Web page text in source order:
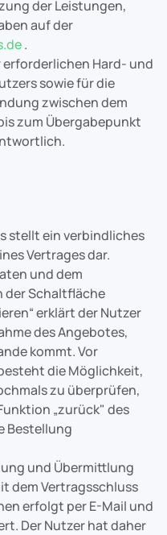
der Leistungen,
auf der
.
Hard- und
sowie für die
zwischen dem
zum Übergabepunkt
stellt ein verbindliches
Vertrages dar.
und dem
der Schaltfläche
erklärt der Nutzer
des Angebotes,
kommt. Vor
die Möglichkeit,
zu überprüfen,
„zurück" des
Bestellung
und Übermittlung
dem Vertragsschluss
erfolgt per E-Mail und
Der Nutzer hat daher